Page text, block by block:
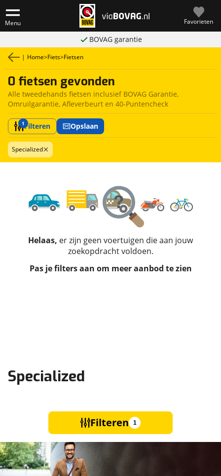
Menu Favorieten
BOVAG garantie
| Home>Fiets>Fietsen
0 fietsen gevonden
Alle tweedehands fietsen inclusief BOVAG Garantie,
Omruilgarantie, Afleverbeurt en 40-Puntencheck
1Filteren Opslaan
Specialized
Helaas, er zijn geen voertuigen die aan jouw
zoekopdracht voldoen.
Pas je filters aan om meer aanbod te zien
Specialized
Filteren 1